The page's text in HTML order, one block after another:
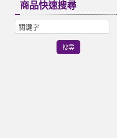
商品快速搜尋